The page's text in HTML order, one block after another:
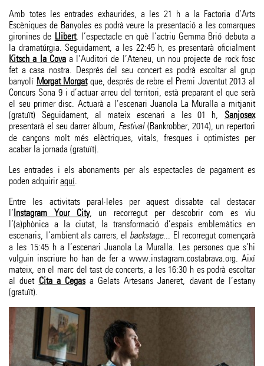
Amb totes les entrades exhaurides, a les 21 h a la Factoria d’Arts
Escèniques de Banyoles es podrà veure la presentació a les comarques
gironines de Llibert, l’espectacle en què l’actriu Gemma Brió debuta a
la dramatúrgia. Seguidament, a les 22:45 h, es presentarà oficialment
Kitsch a la Covaa l’Auditori de l’Ateneu, un nou projecte de rock fosc
fet a casa nostra. Després del seu concert es podrà escoltar al grup
banyolí Morgat Morgatque, després de rebre el Premi Joventut 2013 al
Concurs Sona 9 i d’actuar arreu del territori, està preparant el que serà
el seu primer disc. Actuarà a l’escenari Juanola La Muralla a mitjanit
(gratuït) Seguidament, al mateix escenari a les 01 h, Sanjosex
presentarà el seu darrer àlbum, Festival(Bankrobber, 2014), un repertori
de cançons molt més elèctriques, vitals, fresques i optimistes per
acabar la jornada (gratuït).
Les entrades i els abonaments per als espectacles de pagament es
poden adquiriraquí.
Entre les activitats paral·leles per aquest dissabte cal destacar
l’ Instagram Your City, un recorregut per descobrir com es viu
l’(a)phònica a la ciutat, la transformació d’espais emblemàtics en
escenaris, l’ambient als carrers, el backstage... El recorregut començarà
a les 15:45 h a l’escenari Juanola La Muralla. Les persones que s’hi
vulguin inscriure ho han de fer a www.instagram.costabrava.org. Així
mateix, en el marc del tast de concerts, a les 16:30 h es podrà escoltar
al duet Cita a Cegasa Gelats Artesans Janeret, davant de l’estany
(gratuït).